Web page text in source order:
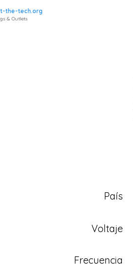
the-tech.org
& Outlets
País
Voltaje
Frecuencia